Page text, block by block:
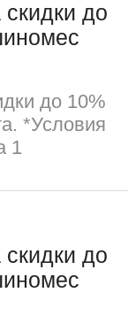
до
до 10%
*Условия
1
до